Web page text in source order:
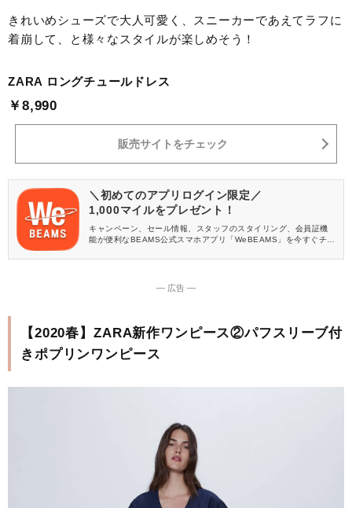
きれいめシューズで大人可愛く、スニーカーであえてラフに
着崩して、と様々なスタイルが楽しめそう！
ZARA ロングチュールドレス
￥8,990
販売サイトをチェック
＼初めてのアプリログイン限定／
1,000マイルをプレゼント！
キャンペーン、セール情報、スタッフのスタイリング、会員証機
能が便利なBEAMS公式スマホアプリ「WeBEAMS」を今すぐチェ
― 広告 ―
【2020春】ZARA新作ワンピース②パフスリーブ付
きポプリンワンピース